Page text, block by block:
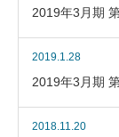
2019年3月期
2019.1.28
2019年3月期
2018.11.20